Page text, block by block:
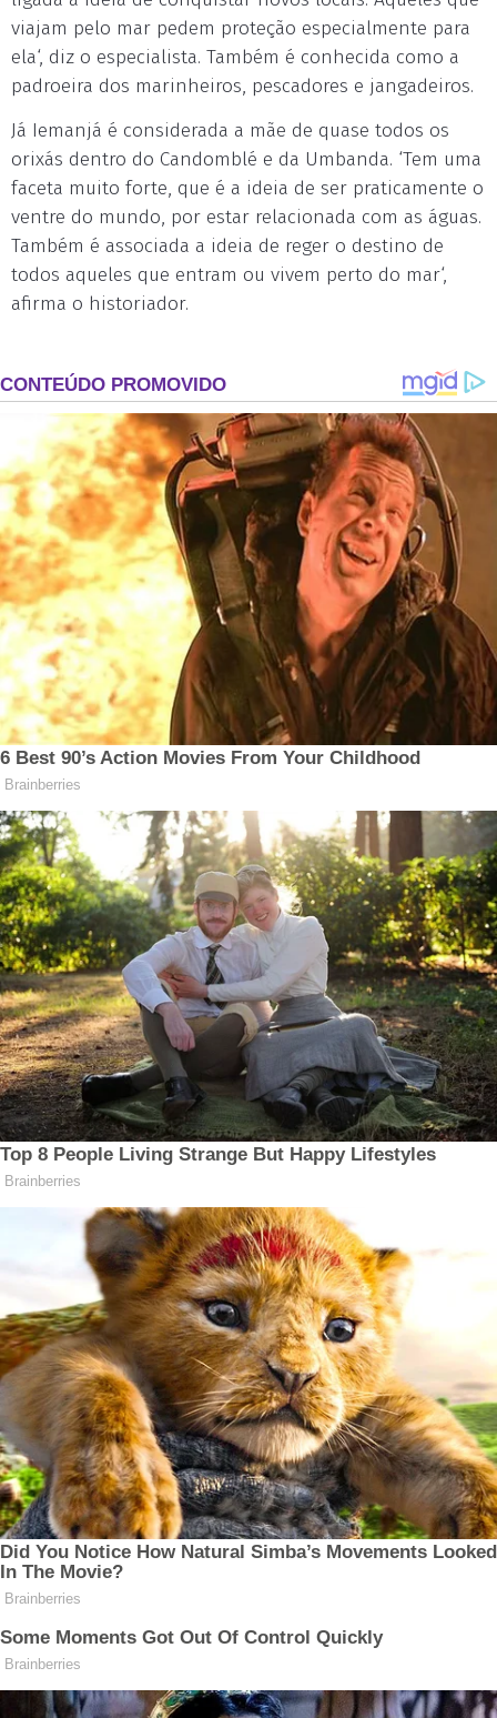
viajam pelo mar pedem proteção especialmente para
ela‘, diz o especialista. Também é conhecida como a
padroeira dos marinheiros, pescadores e jangadeiros.
Já Iemanjá é considerada a mãe de quase todos os
orixás dentro do Candomblé e da Umbanda. ‘Tem uma
faceta muito forte, que é a ideia de ser praticamente o
ventre do mundo, por estar relacionada com as águas.
Também é associada a ideia de reger o destino de
todos aqueles que entram ou vivem perto do mar‘,
afirma o historiador.